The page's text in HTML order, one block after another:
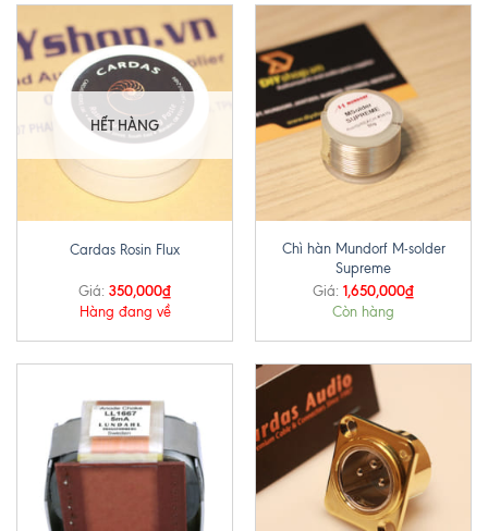
HẾT HÀNG
Cardas Rosin Flux
Giá: 350,000₫
Hàng đang về
Chì hàn Mundorf M-solder
Supreme
Giá: 1,650,000₫
Còn hàng